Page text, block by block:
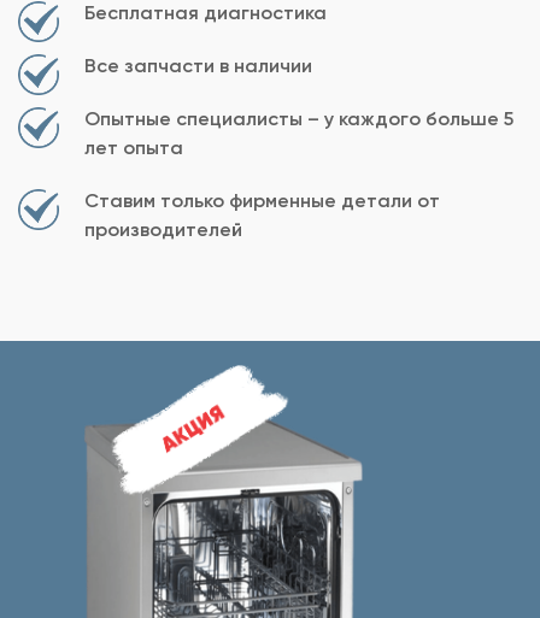
Бесплатная диагностика
Все запчасти в наличии
Опытные специалисты – у каждого больше 5
лет опыта
Ставим только фирменные детали от
производителей